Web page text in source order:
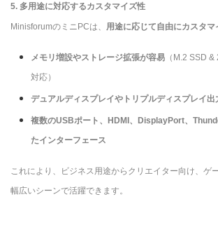
5. 多用途に対応するカスタマイズ性
MinisforumのミニPCは、 用途に応じて自由にカスタマ
メモリ増設やストレージ拡張が容易 （M.2 SSD
対応）
デュアルディスプレイやトリプルディスプレイ出
複数のUSBポート、HDMI、DisplayPort、
たインターフェース
これにより、ビジネス用途からクリエイター向け、ゲ
幅広いシーンで活躍できます。